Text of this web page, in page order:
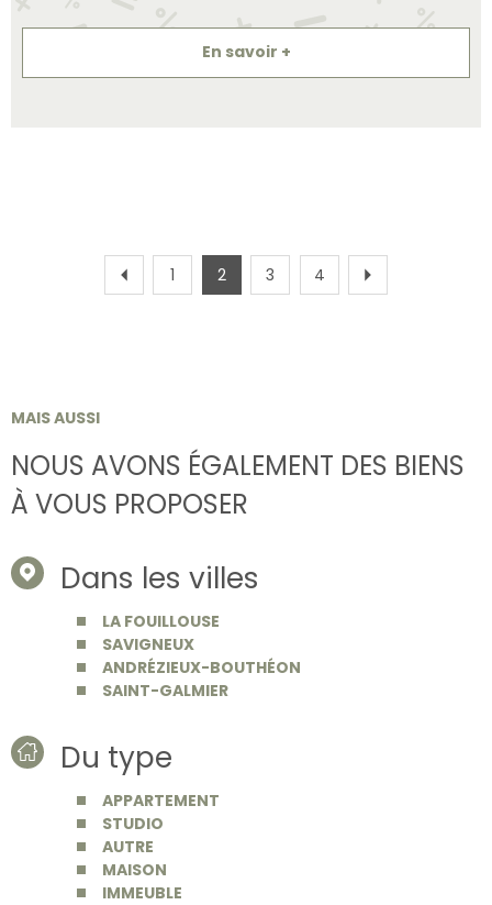
En savoir +
1 2 3 4
MAIS AUSSI
NOUS AVONS ÉGALEMENT DES BIENS
À VOUS PROPOSER
Dans les villes
LA FOUILLOUSE
SAVIGNEUX
ANDRÉZIEUX-BOUTHÉON
SAINT-GALMIER
Du type
APPARTEMENT
STUDIO
AUTRE
MAISON
IMMEUBLE